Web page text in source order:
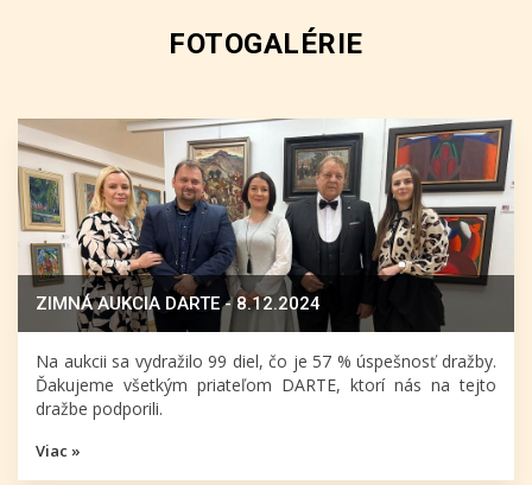
FOTOGALÉRIE
ZIMNÁ AUKCIA DARTE - 8.12.2024
Na aukcii sa vydražilo 99 diel, čo je 57 % úspešnosť dražby.
Ďakujeme všetkým priateľom DARTE, ktorí nás na tejto
dražbe podporili.
Viac »